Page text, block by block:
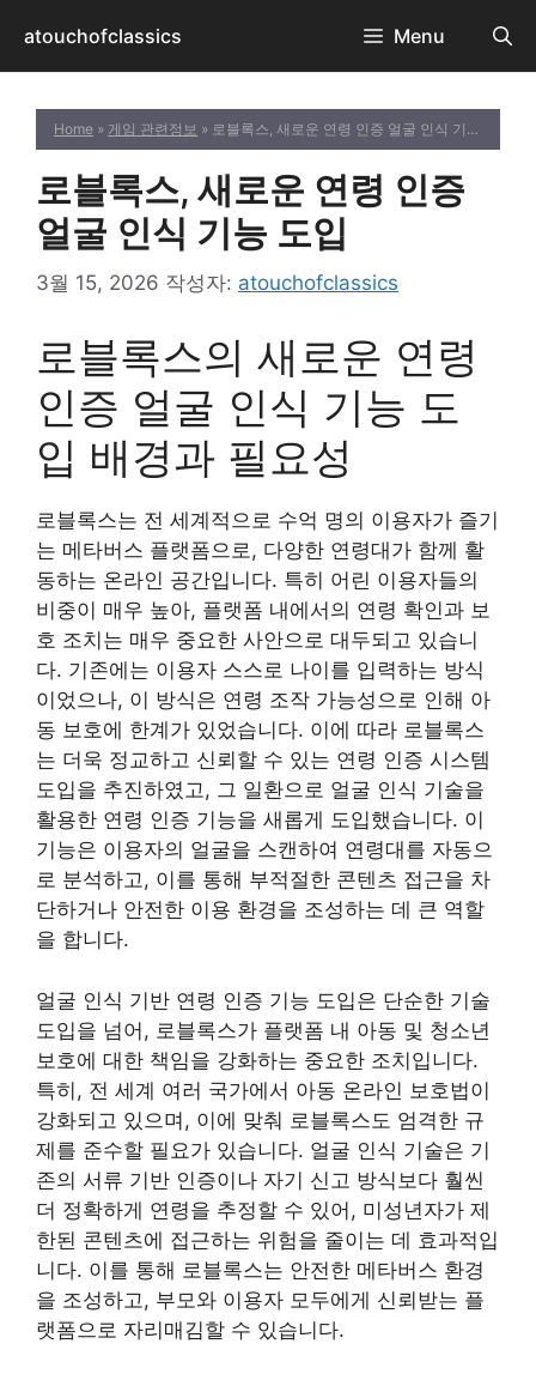
츠
atouchofclassics Menu
Home » 게임 관련정보 » 로블록스, 새로운 연령 인증 얼굴 인식 기능 도입
로블록스, 새로운 연령 인증
얼굴 인식 기능 도입
3월 15, 2026 작성자: atouchofclassics
로블록스의 새로운 연령
인증 얼굴 인식 기능 도
입 배경과 필요성
로블록스는 전 세계적으로 수억 명의 이용자가 즐기
는 메타버스 플랫폼으로, 다양한 연령대가 함께 활
동하는 온라인 공간입니다. 특히 어린 이용자들의
비중이 매우 높아, 플랫폼 내에서의 연령 확인과 보
호 조치는 매우 중요한 사안으로 대두되고 있습니
다. 기존에는 이용자 스스로 나이를 입력하는 방식
이었으나, 이 방식은 연령 조작 가능성으로 인해 아
동 보호에 한계가 있었습니다. 이에 따라 로블록스
는 더욱 정교하고 신뢰할 수 있는 연령 인증 시스템
도입을 추진하였고, 그 일환으로 얼굴 인식 기술을
활용한 연령 인증 기능을 새롭게 도입했습니다. 이
기능은 이용자의 얼굴을 스캔하여 연령대를 자동으
로 분석하고, 이를 통해 부적절한 콘텐츠 접근을 차
단하거나 안전한 이용 환경을 조성하는 데 큰 역할
을 합니다.
얼굴 인식 기반 연령 인증 기능 도입은 단순한 기술
도입을 넘어, 로블록스가 플랫폼 내 아동 및 청소년
보호에 대한 책임을 강화하는 중요한 조치입니다.
특히, 전 세계 여러 국가에서 아동 온라인 보호법이
강화되고 있으며, 이에 맞춰 로블록스도 엄격한 규
제를 준수할 필요가 있습니다. 얼굴 인식 기술은 기
존의 서류 기반 인증이나 자기 신고 방식보다 훨씬
더 정확하게 연령을 추정할 수 있어, 미성년자가 제
한된 콘텐츠에 접근하는 위험을 줄이는 데 효과적입
니다. 이를 통해 로블록스는 안전한 메타버스 환경
을 조성하고, 부모와 이용자 모두에게 신뢰받는 플
랫폼으로 자리매김할 수 있습니다.